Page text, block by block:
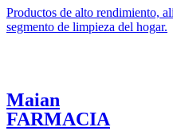
Productos de alto rendimiento,
segmento de limpieza del hogar.
Maian
FARMACIA